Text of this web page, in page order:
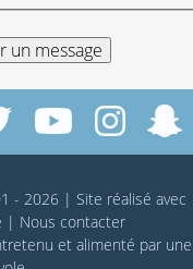
- 2026 | Site réalisé avec
| Nous contacter
et alimenté par une